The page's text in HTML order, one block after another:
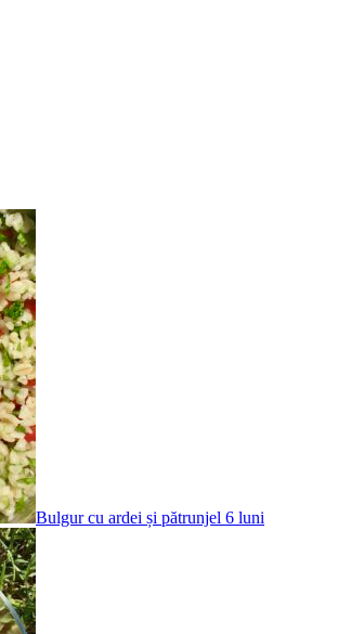
Bulgur cu ardei și pătrunjel 6 luni